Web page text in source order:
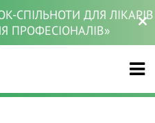
СПІЛЬНОТИ ДЛЯ ЛІКАРІВ
ПРОФЕСІОНАЛІВ»